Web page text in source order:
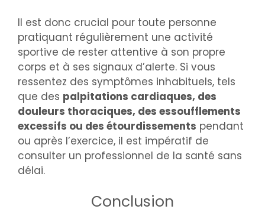
Il est donc crucial pour toute personne
pratiquant régulièrement une activité
sportive de rester attentive à son propre
corps et à ses signaux d’alerte. Si vous
ressentez des symptômes inhabituels, tels
que des palpitations cardiaques, des
douleurs thoraciques, des essoufflements
excessifs ou des étourdissements pendant
ou après l’exercice, il est impératif de
consulter un professionnel de la santé sans
délai.
Conclusion